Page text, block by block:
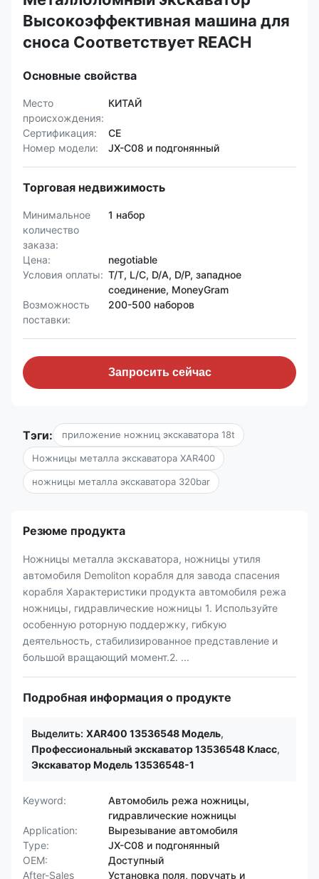
Высокоэффективная машина для
сноса Соответствует REACH
Основные свойства
Место
происхождения:
КИТАЙ
Сертификация:
CE
Номер модели:
JX-C08 и подгонянный
Торговая недвижимость
Минимальное
количество
заказа:
1 набор
Цена:
negotiable
Условия оплаты: T/T, L/C, D/A, D/P, западное
соединение, MoneyGram
Возможность
поставки:
200-500 наборов
Запросить сейчас
Тэги: приложение ножниц экскаватора 18t
Ножницы металла экскаватора XAR400
ножницы металла экскаватора 320bar
Резюме продукта
Ножницы металла экскаватора, ножницы утиля
автомобиля Demoliton корабля для завода спасения
корабля Характеристики продукта автомобиля режа
ножницы, гидравлические ножницы 1. Используйте
особенную роторную поддержку, гибкую
деятельность, стабилизированное представление и
большой вращающий момент.2. ...
Подробная информация о продукте
Выделить: XAR400 13536548 Модель,
Профессиональный экскаватор 13536548 Класс,
Экскаватор Модель 13536548-1
Keyword:
Автомобиль режа ножницы,
гидравлические ножницы
Application:
Вырезывание автомобиля
Type:
JX-C08 и подгонянный
OEM:
Доступный
After-Sales
Установка поля, поручать и